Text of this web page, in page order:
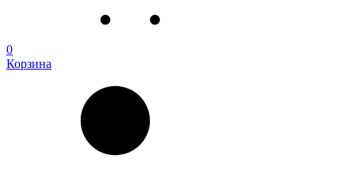
0
Корзина